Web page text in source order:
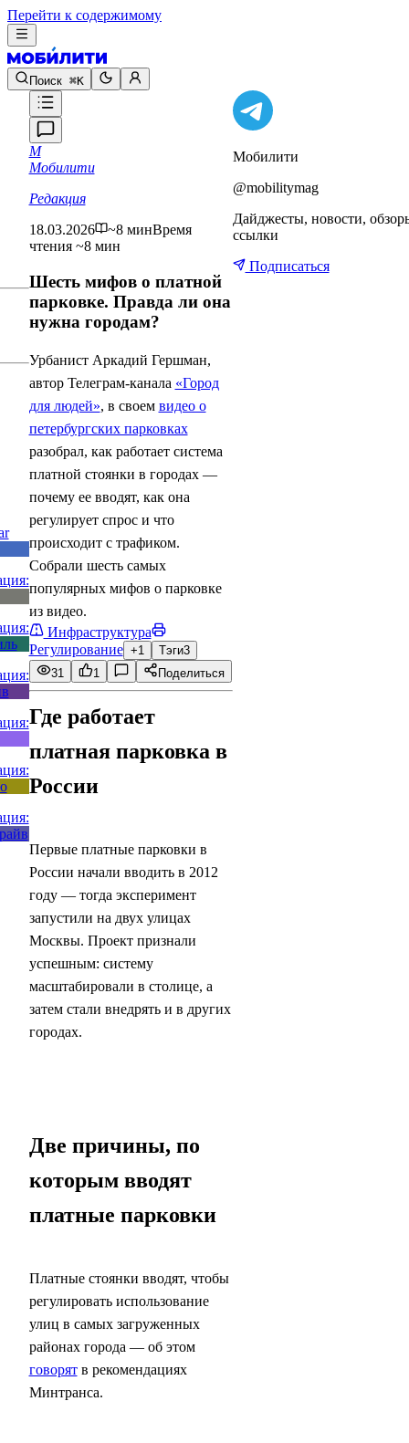
Перейти к содержимому
Поиск ⌘K
М
Мобилити
Редакция
18.03.2026
~8 минВремя
чтения ~8 мин
Шесть мифов о платной
парковке. Правда ли она
нужна городам?
Урбанист Аркадий Гершман,
автор Телеграм-канала «Город
для людей», в своем видео о
петербургских парковках
разобрал, как работает система
платной стоянки в городах —
почему ее вводят, как она
регулирует спрос и что
происходит с трафиком.
Собрали шесть самых
популярных мифов о парковке
из видео.
Инфраструктура
Регулирование +1 Тэги3
31
1 Поделиться
Где работает
платная парковка в
России
Первые платные парковки в
России начали вводить в 2012
году — тогда эксперимент
запустили на двух улицах
Москвы. Проект признали
успешным: систему
масштабировали в столице, а
затем стали внедрять и в других
городах.
Две причины, по
которым вводят
платные парковки
Платные стоянки вводят, чтобы
регулировать использование
улиц в самых загруженных
районах города — об этом
говорятв рекомендациях
Минтранса.
Мобилити
@mobilitymag
Дайджесты, новости,
ссылки
Подписаться